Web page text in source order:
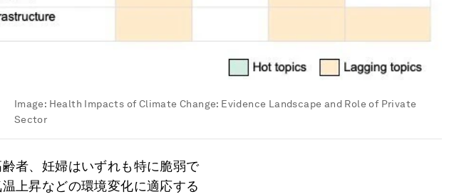
Image: Health Impacts of Climate Change: Evidence Landscape and Role of Private
Sector
者、妊婦はいずれも特に脆弱で
上昇などの環境変化に適応する